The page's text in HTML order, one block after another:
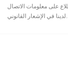
على معلومات الاتصال
لدينا في الإشعار القانوني.